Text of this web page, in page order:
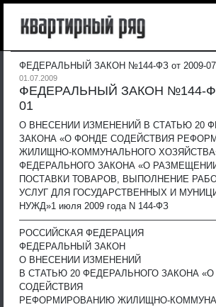
ФЕДЕРАЛЬНЫЙ ЗАКОН №144-ФЗ от 2009-
01.07.2009
ФЕДЕРАЛЬНЫЙ ЗАКОН №144-ФЗ
01
О ВНЕСЕНИИ ИЗМЕНЕНИЙ В СТАТЬЮ 20
ЗАКОНА «О ФОНДЕ СОДЕЙСТВИЯ
ЖИЛИЩНО-КОММУНАЛЬНОГО
ФЕДЕРАЛЬНОГО ЗАКОНА «О
ПОСТАВКИ ТОВАРОВ, ВЫПОЛНЕНИЕ
УСЛУГ ДЛЯ ГОСУДАРСТВЕННЫХ И
НУЖД»1 июля 2009 года N 144-ФЗ
РОССИЙСКАЯ ФЕДЕРАЦИЯ
ФЕДЕРАЛЬНЫЙ ЗАКОН
О ВНЕСЕНИИ ИЗМЕНЕНИЙ
В СТАТЬЮ 20 ФЕДЕРАЛЬНОГО ЗАКОНА
СОДЕЙСТВИЯ
РЕФОРМИРОВАНИЮ ЖИЛИЩНО-